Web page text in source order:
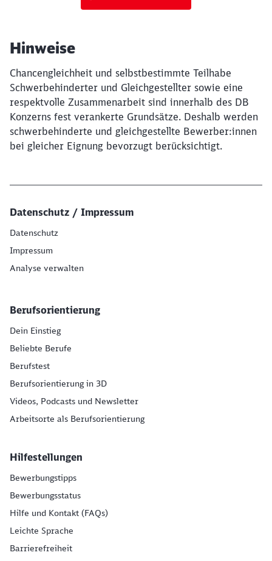
Hinweise
Chancengleichheit und selbstbestimmte Teilhabe
Schwerbehinderter und Gleichgestellter sowie eine
respektvolle Zusammenarbeit sind innerhalb des DB
Konzerns fest verankerte Grundsätze. Deshalb werden
schwerbehinderte und gleichgestellte Bewerber:innen
bei gleicher Eignung bevorzugt berücksichtigt.
Datenschutz / Impressum
Datenschutz
Impressum
Analyse verwalten
Berufsorientierung
Dein Einstieg
Beliebte Berufe
Berufstest
Berufsorientierung in 3D
Videos, Podcasts und Newsletter
Arbeitsorte als Berufsorientierung
Hilfestellungen
Bewerbungstipps
Bewerbungsstatus
Hilfe und Kontakt (FAQs)
Leichte Sprache
Barrierefreiheit